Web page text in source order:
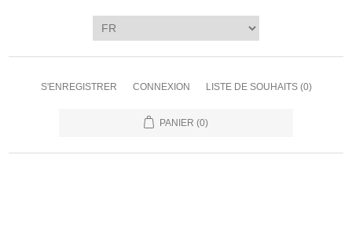
S'ENREGISTRER CONNEXION LISTE DE SOUHAITS (0)
PANIER (0)